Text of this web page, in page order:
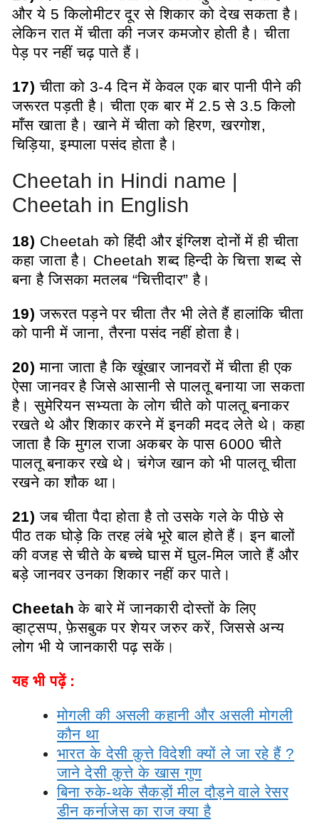
और ये 5 किलोमीटर दूर से शिकार को देख सकता है।
लेकिन रात में चीता की नजर कमजोर होती है। चीता
पेड़ पर नहीं चढ़ पाते हैं।
17) चीता को 3-4 दिन में केवल एक बार पानी पीने की
जरूरत पड़ती है। चीता एक बार में 2.5 से 3.5 किलो
माँस खाता है। खाने में चीता को हिरण, खरगोश,
चिड़िया, इम्पाला पसंद होता है।
Cheetah in Hindi name |
Cheetah in English
18) Cheetah को हिंदी और इंग्लिश दोनों में ही चीता
कहा जाता है। Cheetah शब्द हिन्दी के चित्ता शब्द से
बना है जिसका मतलब “चित्तीदार” है।
19) जरूरत पड़ने पर चीता तैर भी लेते हैं हालांकि चीता
को पानी में जाना, तैरना पसंद नहीं होता है।
20) माना जाता है कि खूंखार जानवरों में चीता ही एक
ऐसा जानवर है जिसे आसानी से पालतू बनाया जा सकता
है। सुमेरियन सभ्यता के लोग चीते को पालतू बनाकर
रखते थे और शिकार करने में इनकी मदद लेते थे।कहा
जाता है कि मुगल राजा अकबर के पास 6000 चीते
पालतू बनाकर रखे थे। चंगेज खान को भी पालतू चीता
रखने का शौक था।
21) जब चीता पैदा होता है तो उसके गले के पीछे से
पीठ तक घोड़े कि तरह लंबे भूरे बाल होते हैं। इन बालों
की वजह से चीते के बच्चे घास में घुल-मिल जाते हैं और
बड़े जानवर उनका शिकार नहीं कर पाते।
Cheetah के बारे में जानकारी दोस्तों के लिए
व्हाट्सप्प, फ़ेसबुक पर शेयर जरुर करें, जिससे अन्य
लोग भी ये जानकारी पढ़ सकें ।
यह भी पढ़ें :
मोगली की असली कहानी और असली मोगली
कौन था
भारत के देसी कुत्ते विदेशी क्यों ले जा रहे हैं ?
जाने देसी कुत्ते के खास गुण
बिना रुके-थके सैकड़ों मील दौड़ने वाले रेसर
डीन कर्नाजेस का राज क्या है